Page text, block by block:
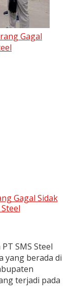
Gagal
Gagal Sidak
SMS Steel
yang berada di
terjadi pada